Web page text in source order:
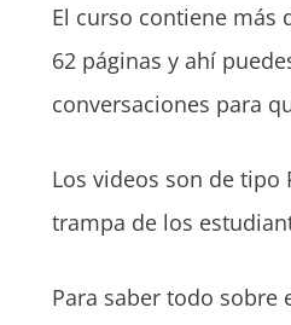
El curso contiene más
62 páginas y ahí
conversaciones para
Los videos son de
trampa de los
Para saber todo sobre